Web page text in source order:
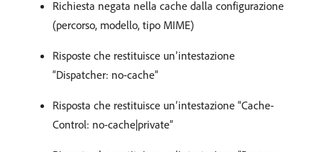
Richiesta negata nella cache dalla configurazione
(percorso, modello, tipo MIME)
Risposte che restituisce un’intestazione
“Dispatcher: no-cache”
Risposta che restituisce un’intestazione “Cache-
Control: no-cache|private”